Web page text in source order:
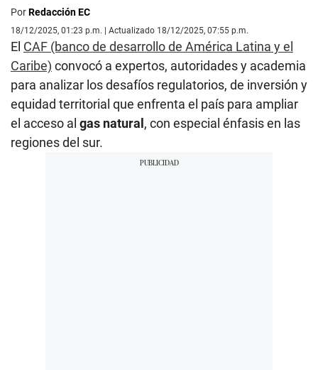
PorRedacción EC
18/12/2025, 01:23 p.m. | Actualizado 18/12/2025, 07:55 p.m.
El CAF (banco de desarrollo de América Latina y el
Caribe) convocó a expertos, autoridades y academia
para analizar los desafíos regulatorios, de inversión y
equidad territorial que enfrenta el país para ampliar
el acceso al gas natural , con especial énfasis en las
regiones del sur.